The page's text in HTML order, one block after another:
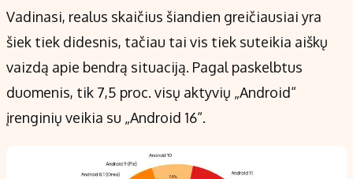
Vadinasi, realus skaičius šiandien greičiausiai yra
šiek tiek didesnis, tačiau tai vis tiek suteikia aiškų
vaizdą apie bendrą situaciją. Pagal paskelbtus
duomenis, tik 7,5 proc. visų aktyvių „Android“
įrenginių veikia su „Android 16“.